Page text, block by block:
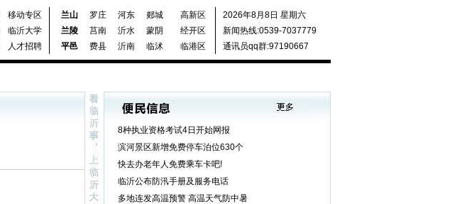
移动专区
临沂大学
人才招聘
兰山 罗庄 河东 郯城
高新区
兰陵
莒南 沂水 蒙阴
经开区
平邑
费县 沂南 临沭 临港区
2026年8月8日 星期六
新闻热线:0539-7037779
通讯员qq群:97190667
8种执业资格考试4日开始网报
滨河景区新增免费停车泊位630个
快去办老年人免费乘车卡吧!
临沂公布防汛手册及服务电话
多地连发高温预警 高温天气防中暑